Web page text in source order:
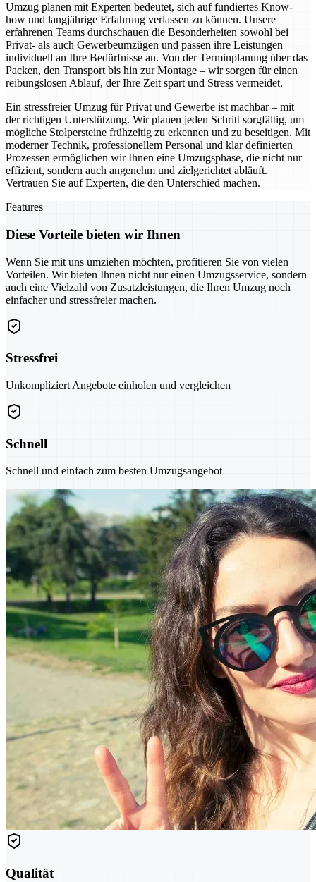
Umzug planen mit Experten bedeutet, sich auf fundiertes Know-
how und langjährige Erfahrung verlassen zu können. Unsere
erfahrenen Teams durchschauen die Besonderheiten sowohl bei
Privat- als auch Gewerbeumzügen und passen ihre Leistungen
individuell an Ihre Bedürfnisse an. Von der Terminplanung über das
Packen, den Transport bis hin zur Montage – wir sorgen für einen
reibungslosen Ablauf, der Ihre Zeit spart und Stress vermeidet.
Ein stressfreier Umzug für Privat und Gewerbe ist machbar – mit
der richtigen Unterstützung. Wir planen jeden Schritt sorgfältig, um
mögliche Stolpersteine frühzeitig zu erkennen und zu beseitigen. Mit
moderner Technik, professionellem Personal und klar definierten
Prozessen ermöglichen wir Ihnen eine Umzugsphase, die nicht nur
effizient, sondern auch angenehm und zielgerichtet abläuft.
Vertrauen Sie auf Experten, die den Unterschied machen.
Features
Diese Vorteile bieten wir Ihnen
Wenn Sie mit uns umziehen möchten, profitieren Sie von vielen
Vorteilen. Wir bieten Ihnen nicht nur einen Umzugsservice, sondern
auch eine Vielzahl von Zusatzleistungen, die Ihren Umzug noch
einfacher und stressfreier machen.
Stressfrei
Unkompliziert Angebote einholen und vergleichen
Schnell
Schnell und einfach zum besten Umzugsangebot
Qualität